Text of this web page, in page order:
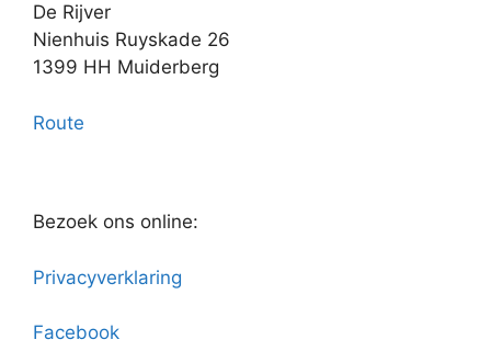
De Rijver
Nienhuis Ruyskade 26
1399 HH Muiderberg
Route
Bezoek ons online:
Privacyverklaring
Facebook